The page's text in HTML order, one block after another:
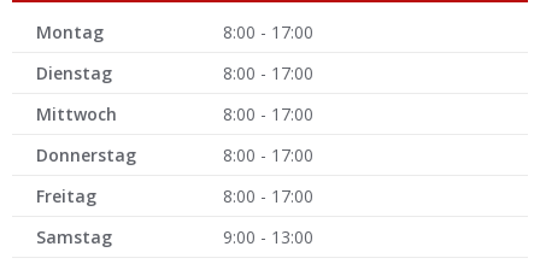
Montag
8:00 - 17:00
Dienstag
8:00 - 17:00
Mittwoch
8:00 - 17:00
Donnerstag
8:00 - 17:00
Freitag
8:00 - 17:00
Samstag
9:00 - 13:00